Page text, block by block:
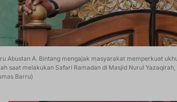
Abustan A. Bintang mengajak masyarakat memperkuat
saat melakukan Safari Ramadan di Masjid Nurul
Barru)